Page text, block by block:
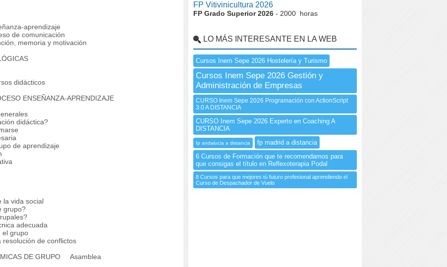
aprendizaje
de comunicación
memoria y motivación
didácticos
ENSEÑANZA-APRENDIZAJE
didáctica?
de aprendizaje
la vida social
grupo?
adecuada
el grupo
de conflictos
DE GRUPO
Asamblea
FP Vitivinicultura 2026
FP Grado Superior 2026 - 2000 horas
LO MÁS INTERESANTE EN LA WEB
Cursos Inem Sepe 2026 Hostelería y Turismo
Cursos Inem Sepe 2026 Gestión y
Administración de Empresas
CURSO Inem Sepe 2026 Programación con ActionScript
3.0 A DISTANCIA
CURSO Inem Sepe 2026 Experto en Coaching A
DISTANCIA
fp andalucia a distancia
fp madrid a distancia
6 Cursos de Formación que te recomendamos para
que consigas el título en Reflexoterapia Podal
8 Cursos para que mejores tú futuro profesional aprendiendo el
Curso de Despachador de Vuelo